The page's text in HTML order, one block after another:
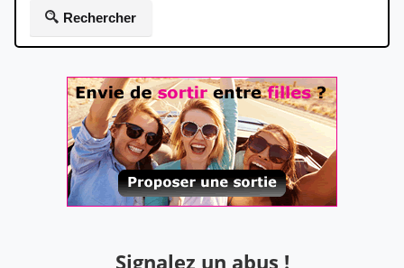
Rechercher
Signalez un abus !